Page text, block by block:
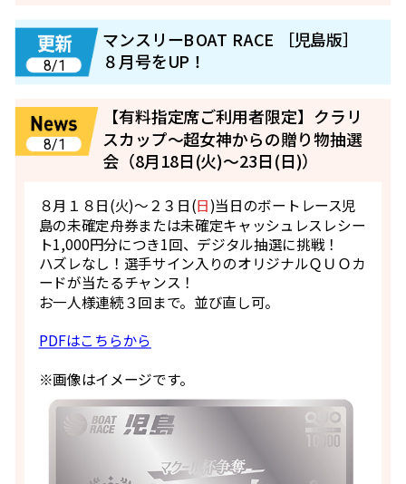
8/1
マンスリーBOAT RACE ［児島版］
８月号をUP！
8/1
【有料指定席ご利用者限定】クラリ
スカップ～超女神からの贈り物抽選
会（8月18日(火)～23日(日)）
８月１８日(火)～２３日(日)当日のボートレース児
島の未確定舟券または未確定キャッシュレスレシー
ト1,000円分につき1回、デジタル抽選に挑戦！
ハズレなし！選手サイン入りのオリジナルＱＵＯカ
ードが当たるチャンス！
お一人様連続３回まで。並び直し可。
PDFはこちらから
※画像はイメージです。